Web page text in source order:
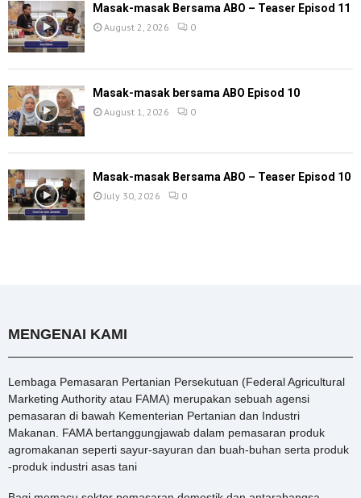
Masak-masak Bersama ABO – Teaser Episod 11
August 2, 2026 0
Masak-masak bersama ABO Episod 10
August 1, 2026 0
Masak-masak Bersama ABO – Teaser Episod 10
July 30, 2026 0
MENGENAI KAMI
Lembaga Pemasaran Pertanian Persekutuan (Federal Agricultural
Marketing Authority atau FAMA) merupakan sebuah agensi
pemasaran di bawah Kementerian Pertanian dan Industri
Makanan. FAMA bertanggungjawab dalam pemasaran produk
agromakanan seperti sayur-sayuran dan buah-buhan serta produk
-produk industri asas tani